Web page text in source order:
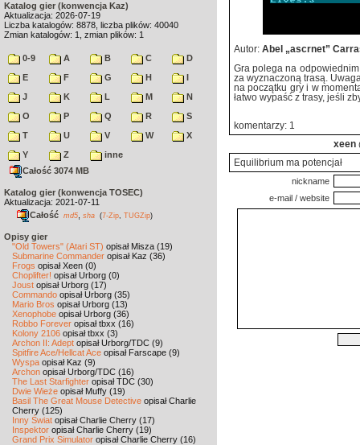
Katalog gier (konwencja Kaz)
Aktualizacja: 2026-07-19
Liczba katalogów: 8878, liczba plików: 40040
Zmian katalogów: 1, zmian plików: 1
0-9 A B C
D
E
F G H
I
J
K L M
N
O
P Q R
S
T
U V W
X
Y
Z
inne
Całość 3074 MB
Katalog gier (konwencja TOSEC)
Aktualizacja: 2021-07-11
Całość md5 sha (7-Zip TUGZip)
Opisy gier
"Old Towers" (Atari ST) opisał Misza (19)
Submarine Commander opisał Kaz (36)
Frogs opisał Xeen (0)
Choplifter! opisał Urborg (0)
Joust opisał Urborg (17)
Commando opisał Urborg (35)
Mario Bros opisał Urborg (13)
Xenophobe opisał Urborg (36)
Robbo Forever opisał tbxx (16)
Kolony 2106 opisał tbxx (3)
Archon II: Adept opisał Urborg/TDC (9)
Spitfire Ace/Hellcat Ace opisał Farscape (9)
Wyspa opisał Kaz (9)
Archon opisał Urborg/TDC (16)
The Last Starfighter opisał TDC (30)
Dwie Wieże opisał Muffy (19)
Basil The Great Mouse Detective opisał Charlie
Cherry (125)
Inny Świat opisał Charlie Cherry (17)
Inspektor opisał Charlie Cherry (19)
Grand Prix Simulator opisał Charlie Cherry (16)
Autor: Abel „ascrnet”
Gra polega na
za wyznaczoną trasą.
na początku gry i w
łatwo wypaść z trasy, jeśli
komentarzy: 1
xeen
Equilibrium ma potencjał
nickname
e-mail / website